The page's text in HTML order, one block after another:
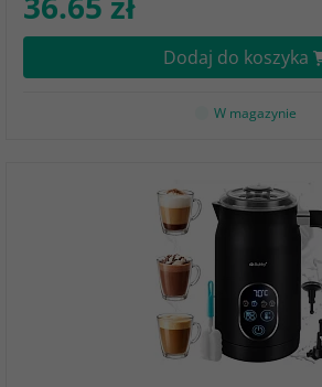
Dodaj do koszyka
W magazynie